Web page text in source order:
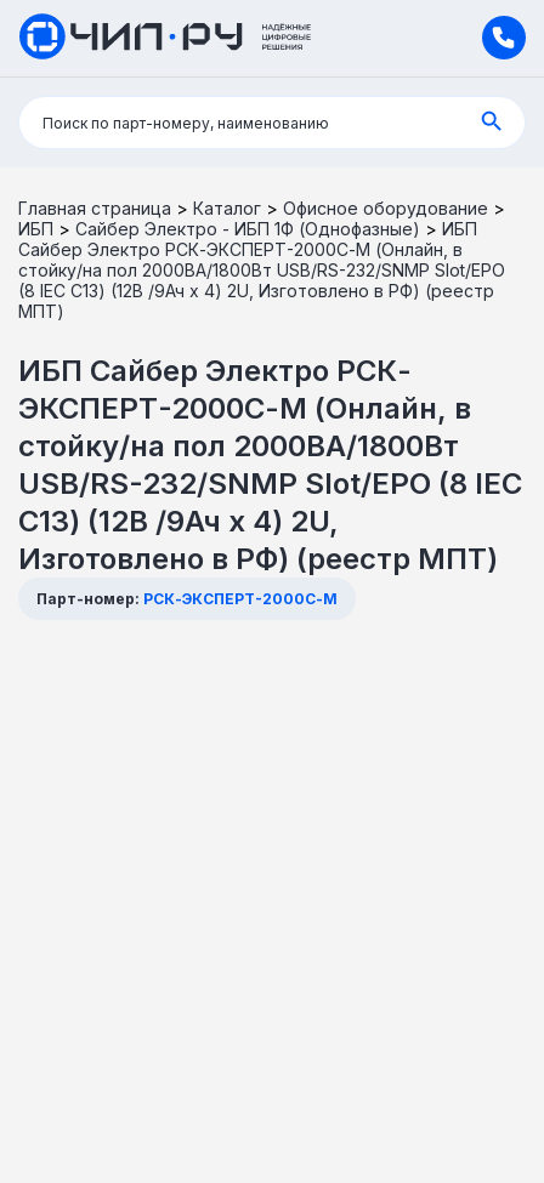
Поиск:
Поиск по парт-номеру, наименованию
Главная страница > Каталог > Офисное оборудование >
ИБП > Сайбер Электро - ИБП 1Ф (Однофазные) > ИБП
Сайбер Электро РСК-ЭКСПЕРТ-2000С-М (Онлайн, в
стойку/на пол 2000ВА/1800Вт USB/RS-232/SNMP Slot/EPO
(8 IEC С13) (12В /9Ач х 4) 2U, Изготовлено в РФ) (реестр
МПТ)
ИБП Сайбер Электро РСК-
ЭКСПЕРТ-2000С-М (Онлайн, в
стойку/на пол 2000ВА/1800Вт
USB/RS-232/SNMP Slot/EPO (8 IEC
С13) (12В /9Ач х 4) 2U,
Изготовлено в РФ) (реестр МПТ)
Парт-номер: РСК-ЭКСПЕРТ-2000С-М